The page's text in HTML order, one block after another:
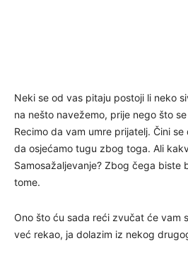
Neki se od vas pitaju postoji li neko
na nešto navežemo, prije nego što
Recimo da vam umre prijatelj. Čini
da osjećamo tugu zbog toga. Ali
Samosažaljevanje? Zbog čega biste
tome.
Ono što ću sada reći zvučat će vam
već rekao, ja dolazim iz nekog